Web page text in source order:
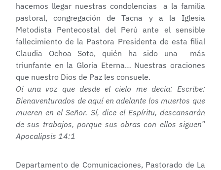
hacemos llegar nuestras condolencias a la familia
pastoral, congregación de Tacna y a la Iglesia
Metodista Pentecostal del Perú ante el sensible
fallecimiento de la Pastora Presidenta de esta filial
Claudia Ochoa Soto, quién ha sido una más
triunfante en la Gloria Eterna… Nuestras oraciones
que nuestro Dios de Paz les consuele.
Oí una voz que desde el cielo me decía: Escribe:
Bienaventurados de aquí en adelante los muertos que
mueren en el Señor. Sí, dice el Espíritu, descansarán
de sus trabajos, porque sus obras con ellos siguen”
Apocalipsis 14:1
Departamento de Comunicaciones, Pastorado de La